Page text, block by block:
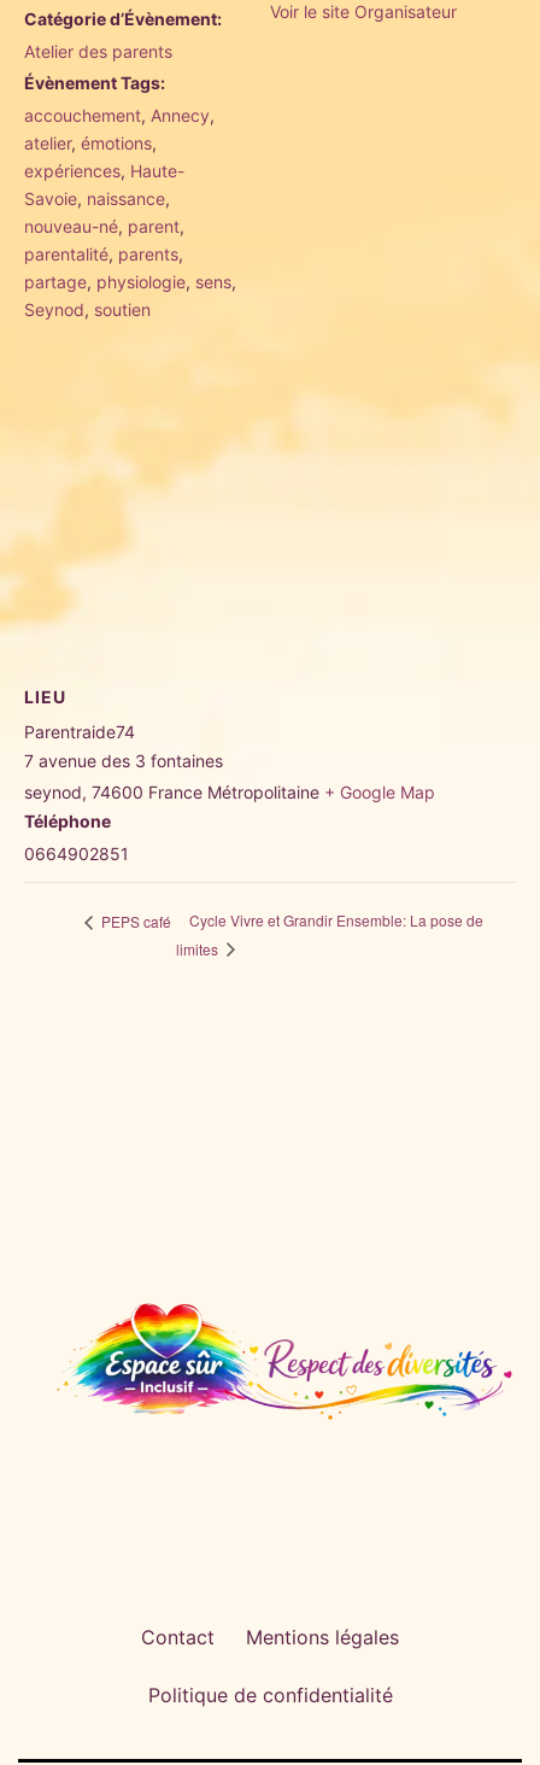
Catégorie d’Évènement:
Atelier des parents
Évènement Tags:
accouchement, Annecy,
atelier, émotions,
expériences, Haute-
Savoie, naissance,
nouveau-né, parent,
parentalité, parents,
partage, physiologie, sens,
Seynod, soutien
Voir le site Organisateur
LIEU
Parentraide74
7 avenue des 3 fontaines
seynod, 74600 France Métropolitaine + Google Map
Téléphone
0664902851
PEPS café
Cycle Vivre et Grandir Ensemble: La pose de
limites
Contact Mentions légales
Politique de confidentialité